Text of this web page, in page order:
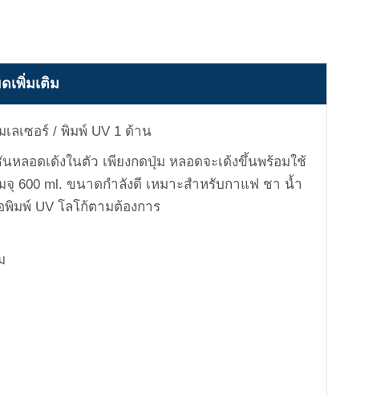
เพิ่มเติม
เลเซอร์ / พิมพ์ UV 1 ด้าน
ลอดเด้งในตัว เพียงกดปุ่ม หลอดจะเด้งขึ้นพร้อมใช้
600 ml. ขนาดกำลังดี เหมาะสำหรับกาแฟ ชา น้ำ
พิมพ์ UV โลโก้ตามต้องการ